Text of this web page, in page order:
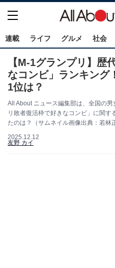
連載 ライフ グルメ 社会
【M-1グランプリ】歴
なコンビ」ランキング
1位は？
All About ニュース編集部は、全国の
リ敗者復活枠で好きなコンビ」に関
たのは？（サムネイル画像出典：若林
2025.12.12
友野 カイ